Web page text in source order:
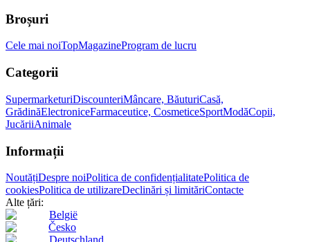
Broșuri
Cele mai noiTopMagazineProgram de lucru
Categorii
SupermarketuriDiscounteriMâncare, BăuturiCasă,
GrădinăElectroniceFarmaceutice, CosmeticeSportModăCopii,
JucăriiAnimale
Informații
NoutățiDespre noiPolitica de confidențialitatePolitica de
cookiesPolitica de utilizareDeclinări și limităriContacte
Alte țări:
België
Česko